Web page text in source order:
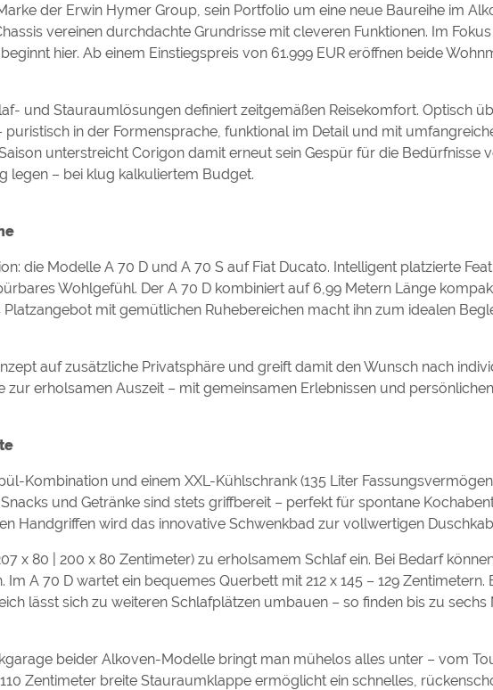
der Erwin Hymer Group, sein Portfolio um eine neue Baureihe im
vereinen durchdachte Grundrisse mit cleveren Funktionen. Im
hier. Ab einem Einstiegspreis von 61.999 EUR eröffnen beide
und Stauraumlösungen definiert zeitgemäßen Reisekomfort. Optisch
in der Formensprache, funktional im Detail und mit
unterstreicht Corigon damit erneut sein Gespür für die Bedürfnisse
legen – bei klug kalkuliertem Budget.
die Modelle A 70 D und A 70 S auf Fiat Ducato. Intelligent platzierte
Wohlgefühl. Der A 70 D kombiniert auf 6,99 Metern Länge
mit gemütlichen Ruhebereichen macht ihn zum idealen
auf zusätzliche Privatsphäre und greift damit den Wunsch nach
zur erholsamen Auszeit – mit gemeinsamen Erlebnissen und
Kombination und einem XXL-Kühlschrank (135 Liter
und Getränke sind stets griffbereit – perfekt für spontane
Handgriffen wird das innovative Schwenkbad zur vollwertigen
x 80 | 200 x 80 Zentimeter) zu erholsamem Schlaf ein. Bei Bedarf
A 70 D wartet ein bequemes Querbett mit 212 x 145 – 129 Zentimetern.
lässt sich zu weiteren Schlafplätzen umbauen – so finden bis zu sechs
beider Alkoven-Modelle bringt man mühelos alles unter – vom
Zentimeter breite Stauraumklappe ermöglicht ein schnelles,
können jeder Zeit im Footer über "COOKIES" geändert